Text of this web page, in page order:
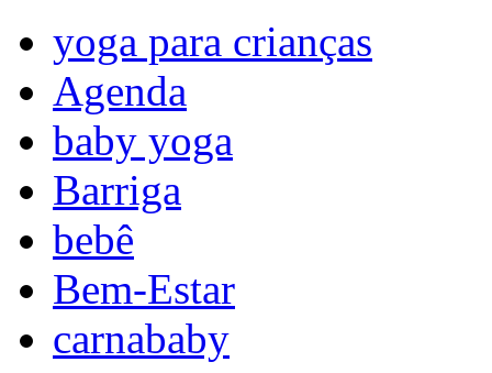
yoga para crianças
Agenda
baby yoga
Barriga
bebê
Bem-Estar
carnababy